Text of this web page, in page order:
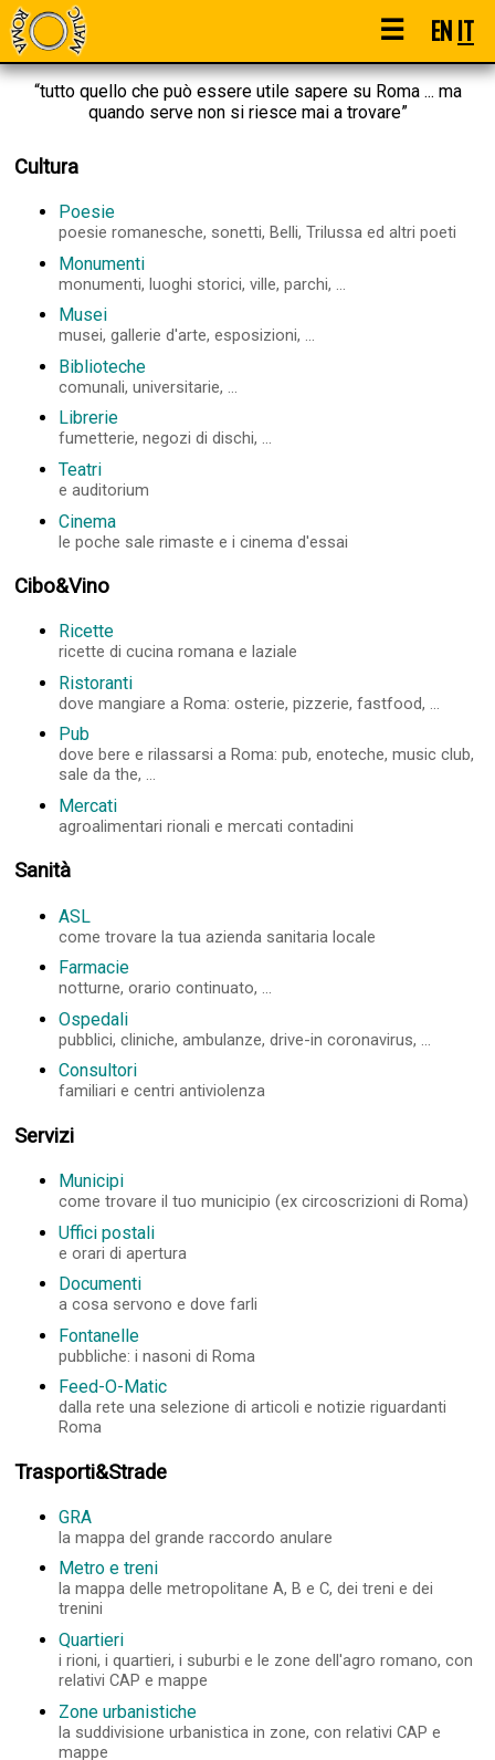
☰ ENIT
“tutto quello che può essere utile sapere su Roma ... ma
quando serve non si riesce mai a trovare”
Cultura
Poesie
poesie romanesche, sonetti, Belli, Trilussa ed altri poeti
Monumenti
monumenti, luoghi storici, ville, parchi, ...
Musei
musei, gallerie d'arte, esposizioni, ...
Biblioteche
comunali, universitarie, ...
Librerie
fumetterie, negozi di dischi, ...
Teatri
e auditorium
Cinema
le poche sale rimaste e i cinema d'essai
Cibo&Vino
Ricette
ricette di cucina romana e laziale
Ristoranti
dove mangiare a Roma: osterie, pizzerie, fastfood, ...
Pub
dove bere e rilassarsi a Roma: pub, enoteche, music club,
sale da the, ...
Mercati
agroalimentari rionali e mercati contadini
Sanità
ASL
come trovare la tua azienda sanitaria locale
Farmacie
notturne, orario continuato, ...
Ospedali
pubblici, cliniche, ambulanze, drive-in coronavirus, ...
Consultori
familiari e centri antiviolenza
Servizi
Municipi
come trovare il tuo municipio (ex circoscrizioni di Roma)
Uffici postali
e orari di apertura
Documenti
a cosa servono e dove farli
Fontanelle
pubbliche: i nasoni di Roma
Feed-O-Matic
dalla rete una selezione di articoli e notizie riguardanti
Roma
Trasporti&Strade
GRA
la mappa del grande raccordo anulare
Metro e treni
la mappa delle metropolitane A, B e C, dei treni e dei
trenini
Quartieri
i rioni, i quartieri, i suburbi e le zone dell'agro romano, con
relativi CAP e mappe
Zone urbanistiche
la suddivisione urbanistica in zone, con relativi CAP e
mappe